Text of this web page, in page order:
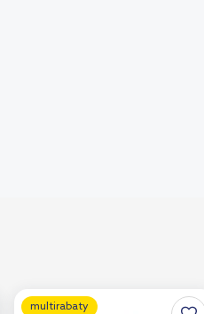
multirabaty